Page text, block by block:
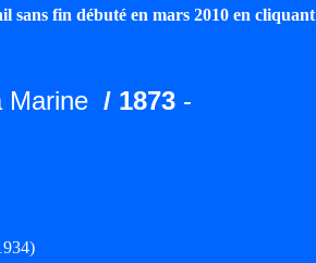
sans fin débuté en mars 2010 en cliquant
Marine / 1873 -